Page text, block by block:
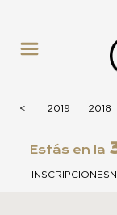
<
<
2020 2019 2018
Estás en la
INSCRIPCIONES